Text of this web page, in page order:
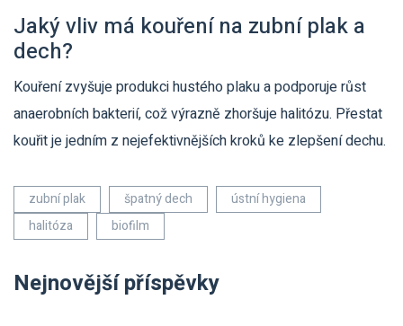
Jaký vliv má kouření na zubní plak a
dech?
Kouření zvyšuje produkci hustého plaku a podporuje růst
anaerobních bakterií, což výrazně zhoršuje halitózu. Přestat
kouřit je jedním z nejefektivnějších kroků ke zlepšení dechu.
zubní plak špatný dech
ústní hygiena
halitóza
biofilm
Nejnovější příspěvky